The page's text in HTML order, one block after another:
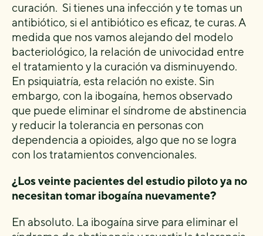
curación. Si tienes una infección y te tomas un
antibiótico, si el antibiótico es eficaz, te curas. A
medida que nos vamos alejando del modelo
bacteriológico, la relación de univocidad entre
el tratamiento y la curación va disminuyendo.
En psiquiatría, esta relación no existe. Sin
embargo, con la ibogaína, hemos observado
que puede eliminar el síndrome de abstinencia
y reducir la tolerancia en personas con
dependencia a opioides, algo que no se logra
con los tratamientos convencionales.
¿Los veinte pacientes del estudio piloto ya no
necesitan tomar ibogaína nuevamente?
En absoluto. La ibogaína sirve para eliminar el